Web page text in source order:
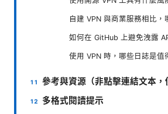
自建 VPN 與商業服務相比，
如何在 GitHub 上避免洩露
使用 VPN 時，哪些日誌是值
參考與資源（非點擊連結文本，
多格式閱讀提示